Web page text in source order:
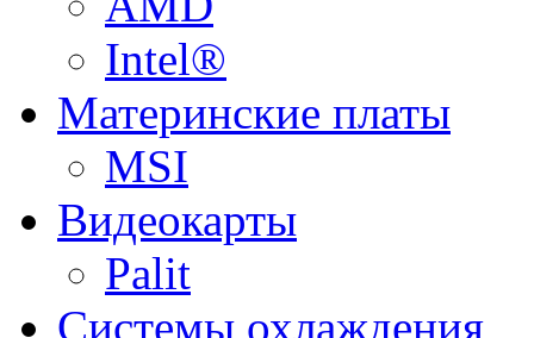
Intel®
Материнские платы
MSI
Видеокарты
Palit
Системы охлаждения